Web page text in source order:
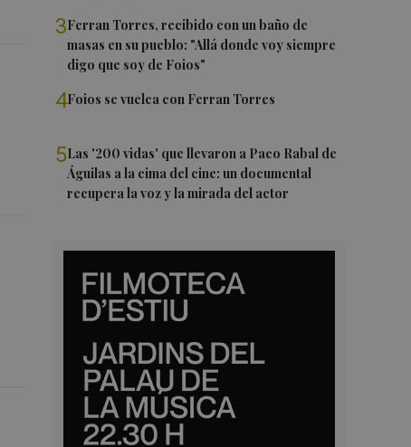
3Ferran Torres, recibido con un baño de
masas en su pueblo: "Allá donde voy siempre
digo que soy de Foios"
4Foios se vuelca con Ferran Torres
5Las '200 vidas' que llevaron a Paco Rabal de
Águilas a la cima del cine: un documental
recupera la voz y la mirada del actor